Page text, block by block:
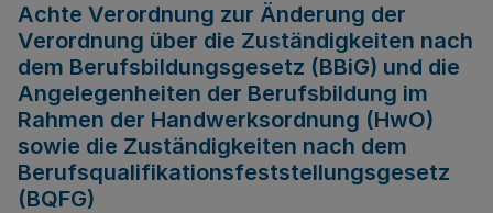
Achte Verordnung zur Änderung der
Verordnung über die Zuständigkeiten nach
dem Berufsbildungsgesetz (BBiG) und die
Angelegenheiten der Berufsbildung im
Rahmen der Handwerksordnung (HwO)
sowie die Zuständigkeiten nach dem
Berufsqualifikationsfeststellungsgesetz
(BQFG)